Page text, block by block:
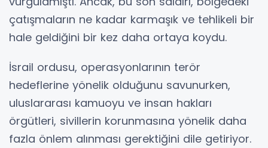
çatışmaların ne kadar karmaşık ve tehlikeli bir
hale geldiğini bir kez daha ortaya koydu.
İsrail ordusu, operasyonlarının terör
hedeflerine yönelik olduğunu savunurken,
uluslararası kamuoyu ve insan hakları
örgütleri, sivillerin korunmasına yönelik daha
fazla önlem alınması gerektiğini dile getiriyor.